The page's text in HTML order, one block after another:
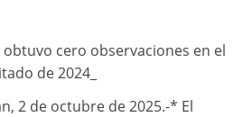
obtuvo cero observaciones en el
de 2024_
2 de octubre de 2025.-* El